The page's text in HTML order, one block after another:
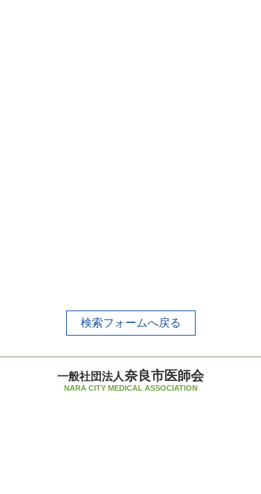
検索フォームへ戻る
一般社団法人 奈良市医師会
NARA CITY MEDICAL ASSOCIATION